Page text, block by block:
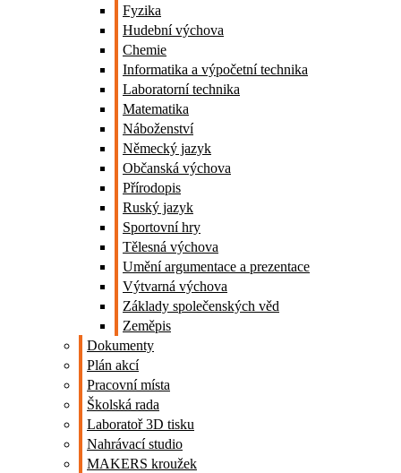
Fyzika
Hudební výchova
Chemie
Informatika a výpočetní technika
Laboratorní technika
Matematika
Náboženství
Německý jazyk
Občanská výchova
Přírodopis
Ruský jazyk
Sportovní hry
Tělesná výchova
Umění argumentace a prezentace
Výtvarná výchova
Základy společenských věd
Zeměpis
Dokumenty
Plán akcí
Pracovní místa
Školská rada
Laboratoř 3D tisku
Nahrávací studio
MAKERS kroužek